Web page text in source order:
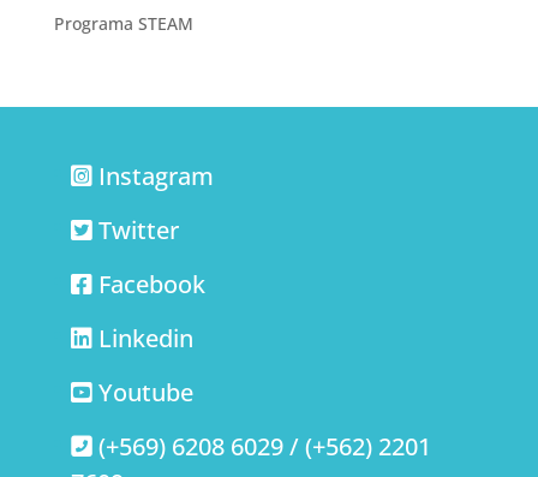
Programa STEAM
Instagram
Twitter
Facebook
Linkedin
Youtube
(+569) 6208 6029 / (+562) 2201